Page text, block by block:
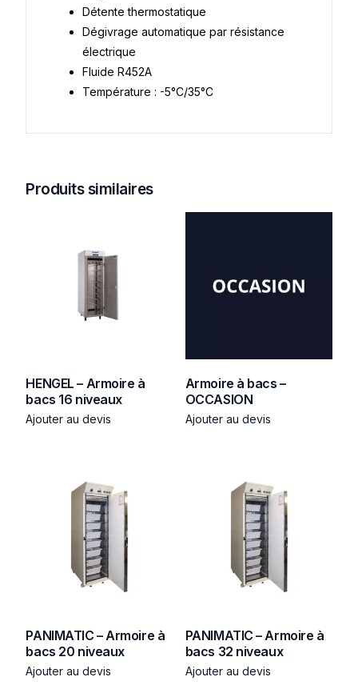
Détente thermostatique
Dégivrage automatique par résistance
électrique
Fluide R452A
Température : -5°C/35°C
Produits similaires
HENGEL – Armoire à
bacs 16 niveaux
Ajouter au devis
Armoire à bacs –
OCCASION
Ajouter au devis
PANIMATIC – Armoire à
bacs 20 niveaux
Ajouter au devis
PANIMATIC – Armoire à
bacs 32 niveaux
Ajouter au devis